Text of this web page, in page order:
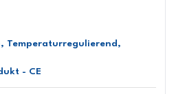
Temperaturregulierend,
- CE